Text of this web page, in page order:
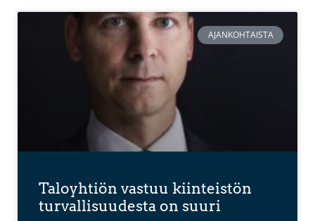
AJANKOHTAISTA
Taloyhtiön vastuu kiinteistön
turvallisuudesta on suuri